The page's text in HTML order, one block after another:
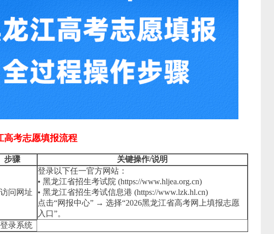
高考志愿填报流程
步骤 关键操作/说明
问网址
登录以下任一官方网站：
• 黑龙江省招生考试院 (https://www.hljea.org.cn)
• 黑龙江省招生考试信息港 (https://www.lzk.hl.cn)
点击“网报中心” → 选择“2026黑龙江省高考网上填报志愿
入口”。
录系统